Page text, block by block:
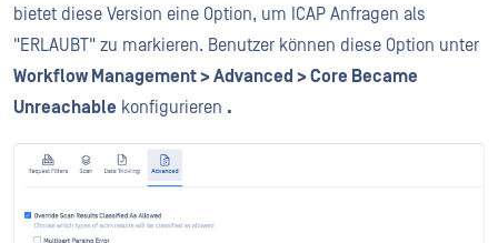
bietet diese Version eine Option, um ICAP Anfragen als
"ERLAUBT" zu markieren. Benutzer können diese Option unter
Workflow Management > Advanced > Core Became
Unreachable konfigurieren .